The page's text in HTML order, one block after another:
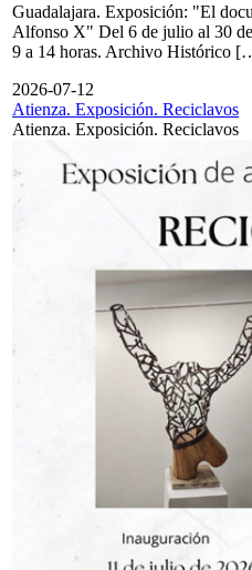
Guadalajara. Exposición: "El
Alfonso X" Del 6 de julio al 30
9 a 14 horas. Archivo Histórico
2026-07-12
Atienza. Exposición. Reciclavos
Atienza. Exposición. Reciclavos